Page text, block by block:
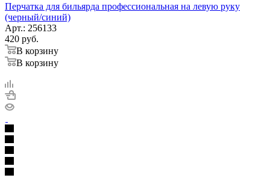
Перчатка для бильярда профессиональная на левую руку
(черный/синий)
Арт.: 256133
420 руб.
В корзину
В корзину